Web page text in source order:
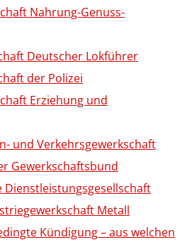
Nahrung-Genuss-
Deutscher Lokführer
der Polizei
Erziehung und
und Verkehrsgewerkschaft
Gewerkschaftsbund
Dienstleistungsgesellschaft
Metall
Kündigung – aus welchen